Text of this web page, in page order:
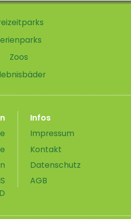
Zoos
Infos
Impressum
Kontakt
Datenschutz
AGB